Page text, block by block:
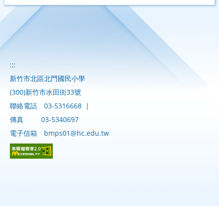
:::
新竹市北區北門國民小學
(300)新竹市水田街33號
聯絡電話
03-5316668 |
傳真
03-5340697
電子信箱
bmps01@hc.edu.tw